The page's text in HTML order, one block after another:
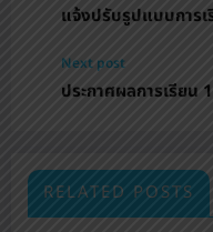
แจ้งปรับรูปแบบการ
Next post
ประกาศผลการเรียน
RELATED POSTS